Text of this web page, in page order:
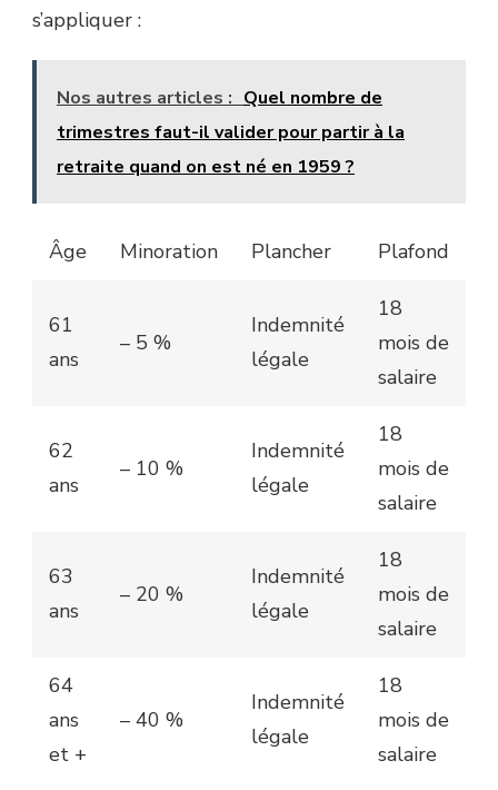
s’appliquer :
Nos autres articles : Quel nombre de
trimestres faut-il valider pour partir à la
retraite quand on est né en 1959 ?
Âge Minoration Plancher Plafond
61
ans
– 5 %
Indemnité
légale
18
mois de
salaire
62
ans
– 10 %
Indemnité
légale
18
mois de
salaire
63
ans
– 20 %
Indemnité
légale
18
mois de
salaire
64
ans
et +
– 40 %
Indemnité
légale
18
mois de
salaire